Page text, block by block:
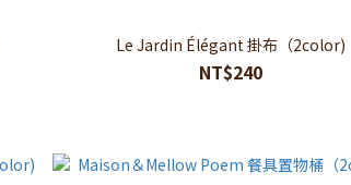
Le Jardin Élégant 掛布（2color)
NT$240